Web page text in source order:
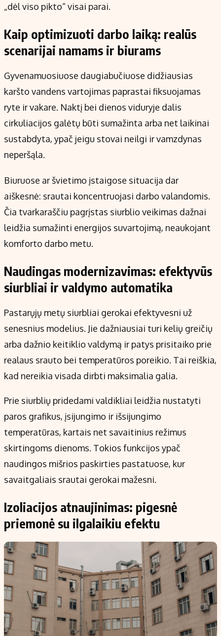
„dėl viso pikto“ visai parai.
Kaip optimizuoti darbo laiką: realūs
scenarijai namams ir biurams
Gyvenamuosiuose daugiabučiuose didžiausias
karšto vandens vartojimas paprastai fiksuojamas
ryte ir vakare. Naktį bei dienos viduryje dalis
cirkuliacijos galėtų būti sumažinta arba net laikinai
sustabdyta, ypač jeigu stovai neilgi ir vamzdynas
neperšąla.
Biuruose ar švietimo įstaigose situacija dar
aiškesnė: srautai koncentruojasi darbo valandomis.
Čia tvarkaraščiu pagrįstas siurblio veikimas dažnai
leidžia sumažinti energijos suvartojimą, neaukojant
komforto darbo metu.
Naudingas modernizavimas: efektyvūs
siurbliai ir valdymo automatika
Pastarųjų metų siurbliai gerokai efektyvesni už
senesnius modelius. Jie dažniausiai turi kelių greičių
arba dažnio keitiklio valdymą ir patys prisitaiko prie
realaus srauto bei temperatūros poreikio. Tai reiškia,
kad nereikia visada dirbti maksimalia galia.
Prie siurblių pridedami valdikliai leidžia nustatyti
paros grafikus, įsijungimo ir išsijungimo
temperatūras, kartais net savaitinius režimus
skirtingoms dienoms. Tokios funkcijos ypač
naudingos mišrios paskirties pastatuose, kur
savaitgaliais srautai gerokai mažesni.
Izoliacijos atnaujinimas: pigesnė
priemonė su ilgalaikiu efektu